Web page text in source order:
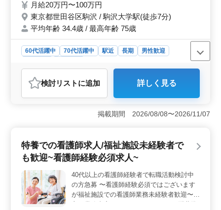
ため、ベテランシニアスタッフ募集！ 豊富
な経験を生かしてください。
月給20万円〜100万円
東京都世田谷区駒沢 / 駒沢大学駅(徒歩7分)
平均年齢 34.4歳 / 最高年齢 75歳
60代活躍中 70代活躍中 駅近 長期
男性歓迎
おすすめポイント
＜経験重視の募集＞ 豊富な経験を生かせる環境です。
電気工事入札業務の経験がある方、積算に精通している
方を求めています。経験豊富なシニアスタッフも活躍で
きるフィールドです。 ＜多様な雇用条件＞ 駅近の
き方に合わせた柔軟な条件が整っています。
検討リスト に追加 詳しく見る
掲載期間 2026/08/08〜2026/11/07
特養での看護師求人/福祉施設未経験者で
も歓迎~看護師経験必須求人~
40代以上の看護師経験者で転職活動検討中
の方急募 〜看護師経験必須ではございます
が福祉施設での看護師業務未経験者歓迎〜